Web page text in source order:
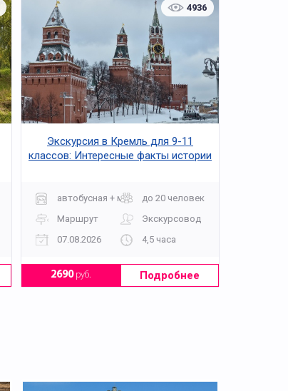
4936
Экскурсия в Кремль для 9-11
классов: Интересные факты истории
автобусная + музей до 20 человек
Маршрут
Экскурсовод
07.08.2026
4,5 часа
2690руб. Подробнее